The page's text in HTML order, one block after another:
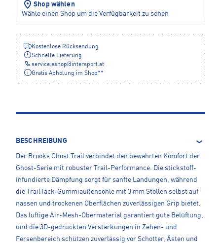
Shop wählen
Wähle einen Shop um die Verfügbarkeit zu sehen
Kostenlose Rücksendung
Schnelle Lieferung
service.eshop@intersport.at
Gratis Abholung im Shop**
BESCHREIBUNG
Der Brooks Ghost Trail verbindet den bewährten Komfort der
Ghost-Serie mit robuster Trail-Performance. Die stickstoff-
infundierte Dämpfung sorgt für sanfte Landungen, während
die TrailTack-Gummiaußensohle mit 3 mm Stollen selbst auf
nassen und trockenen Oberflächen zuverlässigen Grip bietet.
Das luftige Air-Mesh-Obermaterial garantiert gute Belüftung,
und die 3D-gedruckten Verstärkungen in Zehen- und
Fersenbereich schützen zuverlässig vor Schotter, Ästen und